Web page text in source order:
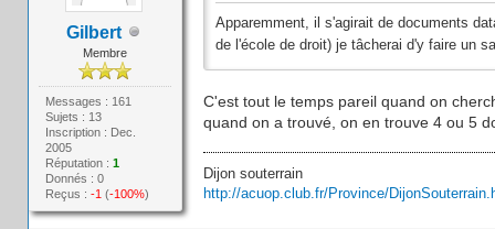
Gilbert
Membre
Messages : 161
Sujets : 13
Inscription : Dec.
2005
Réputation :1
Donnés : 0
Reçus :-1 (-100%)
Apparemment, il s'agirait de documents
de l'école de droit) je tâcherai d'y faire un
C'est tout le temps pareil quand on
quand on a trouvé, on en trouve 4 ou 5
Dijon souterrain
http://acuop.club.fr/Province/